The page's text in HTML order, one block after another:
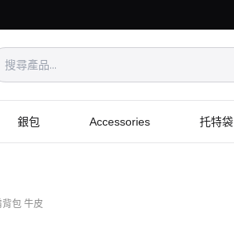
銀包 Accessories 托特袋
背包 牛皮